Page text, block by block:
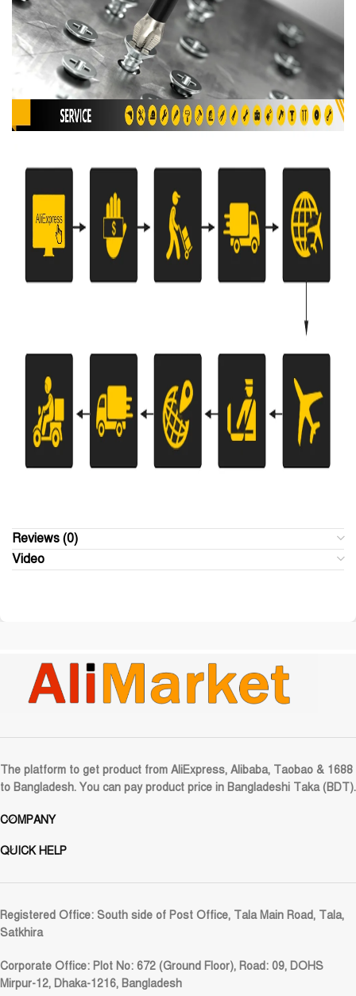
Reviews (0)
Video
The platform to get product from AliExpress, Alibaba, Taobao & 1688
to Bangladesh. You can pay product price in Bangladeshi Taka (BDT).
COMPANY
QUICK HELP
Registered Office: South side of Post Office, Tala Main Road, Tala,
Satkhira
Corporate Office: Plot No: 672 (Ground Floor), Road: 09, DOHS
Mirpur-12, Dhaka-1216, Bangladesh